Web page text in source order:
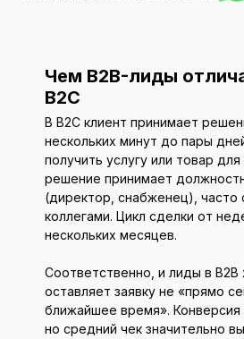
Чем B2B-лиды
B2C
В B2C клиент принимает
нескольких минут до пары
получить услугу или товар для
решение принимает
(директор, снабженец), часто
коллегами. Цикл сделки от
нескольких месяцев.
Соответственно, и лиды в B2B
оставляет заявку не «прямо
ближайшее время». Конверсия
но средний чек значительно